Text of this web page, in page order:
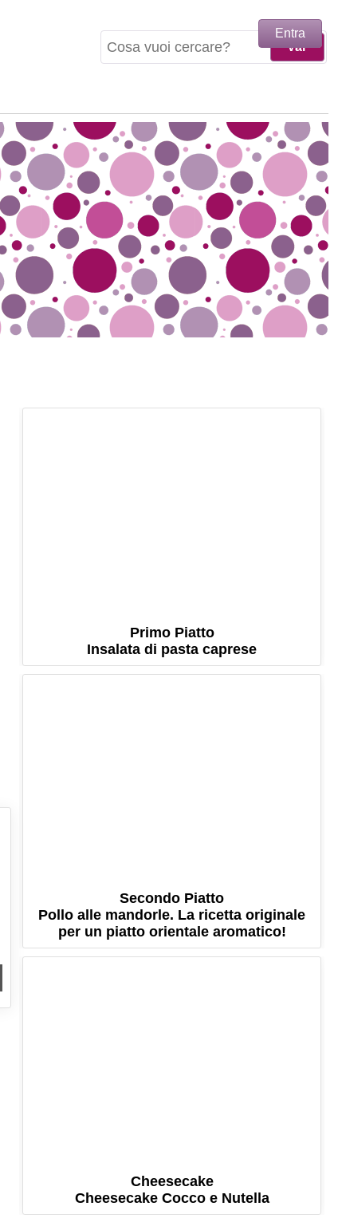
Primo Piatto
Insalata di pasta caprese
Secondo Piatto
Pollo alle mandorle. La ricetta originale
per un piatto orientale aromatico!
Cheesecake
Cheesecake Cocco e Nutella
Entra